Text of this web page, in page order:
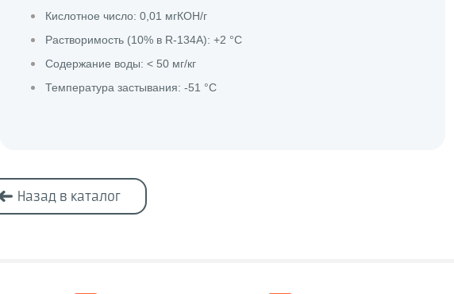
Кислотное число: 0,01 мгКОН/г
Растворимость (10% в R-134A): +2 °C
Содержание воды: < 50 мг/кг
Температура застывания: -51 °C
Назад в каталог